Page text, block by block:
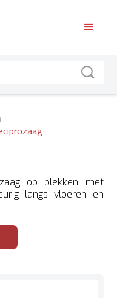
op plekken met
langs vloeren en